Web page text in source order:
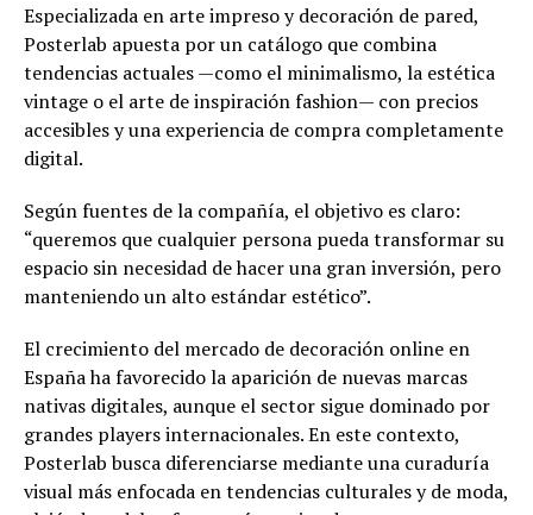
Especializada en arte impreso y decoración de pared,
Posterlab apuesta por un catálogo que combina
tendencias actuales —como el minimalismo, la estética
vintage o el arte de inspiración fashion— con precios
accesibles y una experiencia de compra completamente
digital.
Según fuentes de la compañía, el objetivo es claro:
“queremos que cualquier persona pueda transformar su
espacio sin necesidad de hacer una gran inversión, pero
manteniendo un alto estándar estético”.
El crecimiento del mercado de decoración online en
España ha favorecido la aparición de nuevas marcas
nativas digitales, aunque el sector sigue dominado por
grandes players internacionales. En este contexto,
Posterlab busca diferenciarse mediante una curaduría
visual más enfocada en tendencias culturales y de moda,